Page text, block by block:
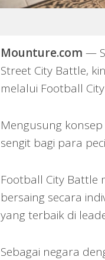
Mounture.com —
Street City Battle,
melalui Football
Mengusung
sengit bagi para
Football City Battle
bersaing secara
yang terbaik di
Sebagai negara